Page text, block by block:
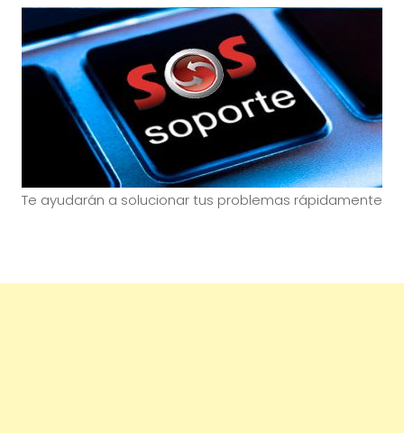
Te ayudarán a solucionar tus problemas rápidamente